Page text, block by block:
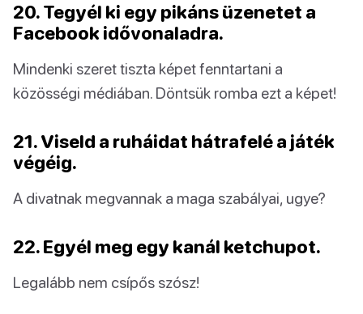
20. Tegyél ki egy pikáns üzenetet a
Facebook idővonaladra.
Mindenki szeret tiszta képet fenntartani a
közösségi médiában. Döntsük romba ezt a képet!
21. Viseld a ruháidat hátrafelé a játék
végéig.
A divatnak megvannak a maga szabályai, ugye?
22. Egyél meg egy kanál ketchupot.
Legalább nem csípős szósz!